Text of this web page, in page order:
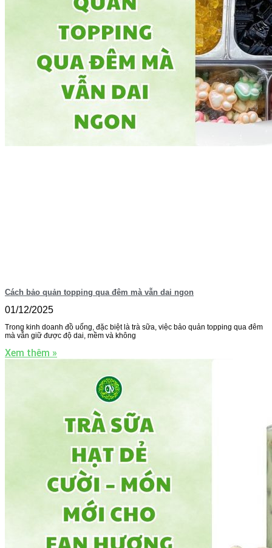
Cách bảo quản topping qua đêm mà vẫn dai ngon
01/12/2025
Trong kinh doanh đồ uống, đặc biệt là trà sữa, việc bảo quản topping qua đêm
mà vẫn giữ được độ dai, mềm và không
Xem thêm »